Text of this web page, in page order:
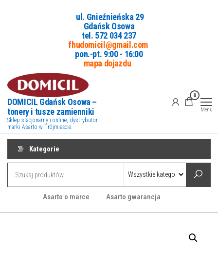
ul. Gnieźnieńska 29
Gdańsk Osowa
tel. 572 034 237
fhudomicil@gmail.com
pon.-pt. 9:00 - 16:00
mapa dojazdu
DOMICIL Gdańsk Osowa –
tonery i tusze zamienniki
Sklep stacjonarny i online, dystrybutor
marki Asarto w Trójmieście.
0
Menu
Kategorie
Asarto o marce Asarto gwarancja